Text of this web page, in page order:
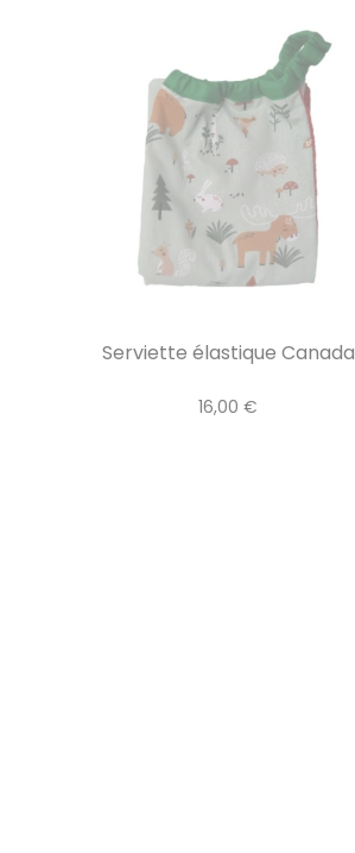
Serviette élastique Canada
16,00 €